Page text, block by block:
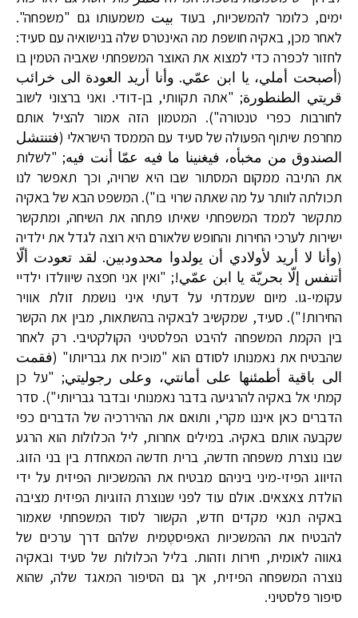
ימים, כלומר להמשכיות, בעוד بيت משמעותו גם "משפחה".
לאחר מכן, באקיה חושפת מה האינטרס שלה בנישואיה עם סעיד:
לחזור לכפרה כדי למצוא את האוצר המשפחתי שאביה הטמין בו
(أصبحت أملي، يا ابن عمّي. وأنا أريد العودة الى خرائب
قريتي الطنطورة; "אתה תקוותי, בן-דודי. ואני ברצוני לשוב
לחורבות כפרי טנטורה"). המטמון הזה אמור להציל אותם
מחרפת שיתוף הפעולה של סעיד עם הממסד הישראלי (فتنتشل
الصندوق من مخبأه، فيغنينا ما فيه عمّا أنت فيه; "לשלות
את התיבה ממקום המסתור שבו היא שרויה, וכך תאפשר לנו
תכולתה לוותר על מה שאתה שרוי בו"). המשפט הבא של באקיה
מתקשר לממד המשפחתי שאיתו פתחה את השיחה, ומתקשר
ישירות לערכי החירות והחופש שלאורם היא רוצה לגדל את ילדיה
(وأنا لا أريد لأولادي أن يولدوا محدودبين. لقد تعودت ألّا
أتنفس إلّا بحريّة يا ابن عمّي!; "ואין אני חפצה שיוולדו ילדיי
עקומי-גו. מיום שעמדתי על דעתי איני נושמת זולת אוויר
החירות!"). סעיד, שמקשיב לבאקיה בהשתאות, מבין את הקשר
בין הקמת המשפחה להיבט הפלסטיני הקולקטיבי. רק לאחר
שהבטיח את נאמנותו לסודם הוא "מוכיח את גבריותו" (فقمت
الى باقية أطمئنها على أمانتي، وعلى رجوليتي; "על כן
קמתי אל באקיה להרגיעה בדבר נאמנותי ובדבר גבריותי"). סדר
הדברים כאן איננו מקרי, ותואם את ההיררכיה של הדברים כפי
שקבעה אותם באקיה. במילים אחרות, ליל הכלולות הוא הרגע
שבו נוצרת משפחה חדשה, ברית חדשה המאחדת בין בני הזוג.
הזיווג הפיזי-מיני ביניהם מבטיח את ההמשכיות הפיזית על ידי
הולדת צאצאים. אולם עוד לפני שנוצרת הזוגיות הפיזית מציבה
באקיה תנאי מקדים חדש, הקשור לסוד המשפחתי שאמור
להבטיח את ההמשכיות האפּיסטֶמית שלהם דרך ערכים של
גאווה לאומית, חירות וזהות. בליל הכלולות של סעיד ובאקיה
נוצרה המשפחה הפיזית, אך גם הסיפור המאגד שלה, שהוא
סיפור פלסטיני.